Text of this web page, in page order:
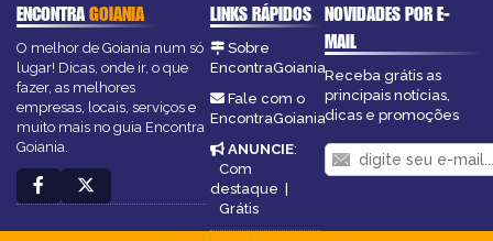
ENCONTRAGOIANIA
O melhor de Goiania num só
lugar! Dicas, onde ir, o que
fazer, as melhores
empresas, locais, serviços e
muito mais no guia Encontra
Goiania.
LINKS RÁPIDOS
Sobre
EncontraGoiania
Fale com o
EncontraGoiania
ANUNCIE:
Com
destaque
Grátis
NOVIDADES POR E-
MAIL
Receba grátis as
principais notícias,
dicas e promoções